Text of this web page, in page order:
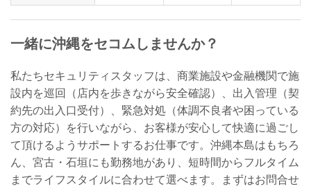
一緒に沖縄をセコムしませんか？
私たちセキュリティスタッフは、商業施設や金融機関で施
設内を巡回（店内を歩きながら安全確認）、出入管理（契
約先の出入口受付）、緊急対処（体調不良者や困っている
方の対応）を行いながら、お客様が安心して快適に過ごし
て頂けるようサポートするお仕事です。沖縄本島はもちろ
ん、宮古・石垣にも勤務地があり、短時間からフルタイム
までライフスタイルに合わせて選べます。まずはお問合せ